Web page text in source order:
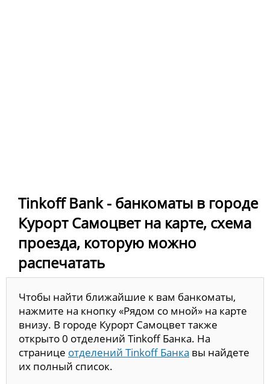
Tinkoff Bank - банкоматы в городе
Курорт Самоцвет на карте, схема
проезда, которую можно
распечатать
Чтобы найти ближайшие к вам банкоматы,
нажмите на кнопку «Рядом со мной» на карте
внизу. В городе Курорт Самоцвет также
открыто 0 отделений Tinkoff Банка. На
странице отделений Tinkoff Банка вы найдете
их полный список.